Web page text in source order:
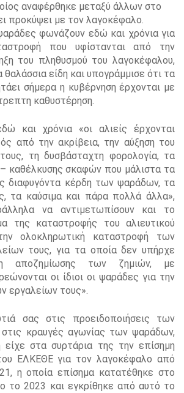
αναφέρθηκε μεταξύ άλλων στο
προκύψει με τον λαγοκέφαλο.
φωνάζουν εδώ και χρόνια για
που υφίστανται από την
του πληθυσμού του λαγοκέφαλου,
είδη και υπογράμμισε ότι τα
σήμερα η κυβέρνηση έρχονται με
καθυστέρηση.
και χρόνια «οι αλιείς έρχονται
από την ακρίβεια, την αύξηση του
τη δυσβάσταχτη φορολογία, τα
καθέλκυσης σκαφών που μάλιστα τα
διαφυγόντα κέρδη των ψαράδων, τα
τα καύσιμα και πάρα πολλά άλλα»,
να αντιμετωπίσουν και το
της καταστροφής του αλιευτικού
ολοκληρωτική καταστροφή των
τους, για τα οποία δεν υπήρχε
αποζημίωσης των ζημιών, με
οι ίδιοι οι ψαράδες για την
εργαλείων τους».
σας στις προειδοποιήσεις των
κραυγές αγωνίας των ψαράδων,
στα συρτάρια της την επίσημη
ΕΛΚΕΘΕ για τον λαγοκέφαλο από
η οποία επίσημα κατατέθηκε στο
το 2023 και εγκρίθηκε από αυτό το